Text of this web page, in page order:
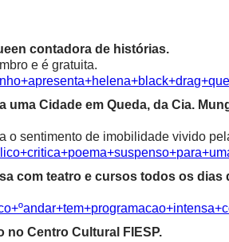
contadora de histórias.
e é gratuita.
Cidade em Queda, da Cia.
o sentimento de imobilidade vivido
com teatro e cursos todos os dias
no Centro Cultural FIESP.